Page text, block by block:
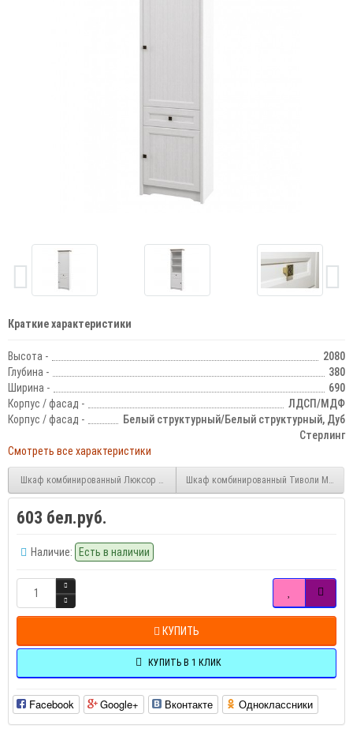
Краткие характеристики
Высота -
2080
Глубина -
380
Ширина -
690
Корпус / фасад -
ЛДСП/МДФ
Корпус / фасад -
Белый структурный/Белый структурный, Дуб
Стерлинг
Смотреть все характеристики
Шкаф комбинированный Люксор МН-042-04Шкаф комбинированный Тиволи МН-
603 бел.руб.
Наличие: Есть в наличии
КУПИТЬ
КУПИТЬ В 1 КЛИК
Facebook Google+ Вконтакте Одноклассники